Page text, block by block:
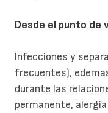
Desde el punto de
Infecciones y
frecuentes),
durante las
permanente,